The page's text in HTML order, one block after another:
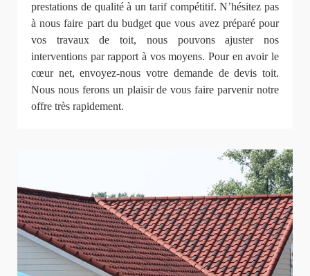
prestations de qualité à un tarif compétitif. N’hésitez pas
à nous faire part du budget que vous avez préparé pour
vos travaux de toit, nous pouvons ajuster nos
interventions par rapport à vos moyens. Pour en avoir le
cœur net, envoyez-nous votre demande de devis toit.
Nous nous ferons un plaisir de vous faire parvenir notre
offre très rapidement.